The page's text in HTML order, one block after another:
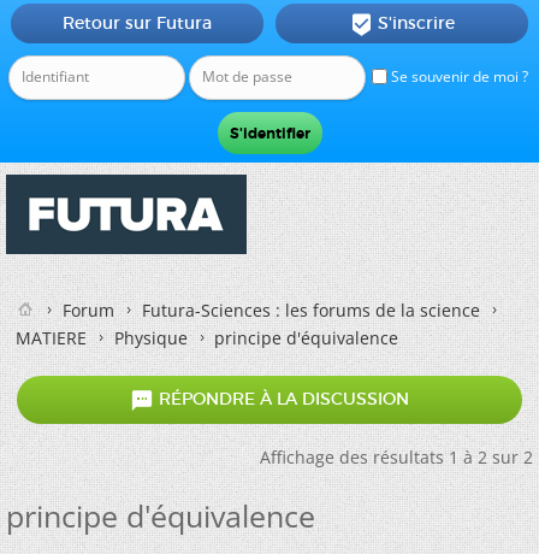
Se souvenir de moi ?
Retour sur Futura  S'inscrire
Forum
Futura-Sciences : les forums de la science
MATIERE
Physique principe d'équivalence
 RÉPONDRE À LA DISCUSSION
Affichage des résultats 1 à 2 sur 2
principe d'équivalence